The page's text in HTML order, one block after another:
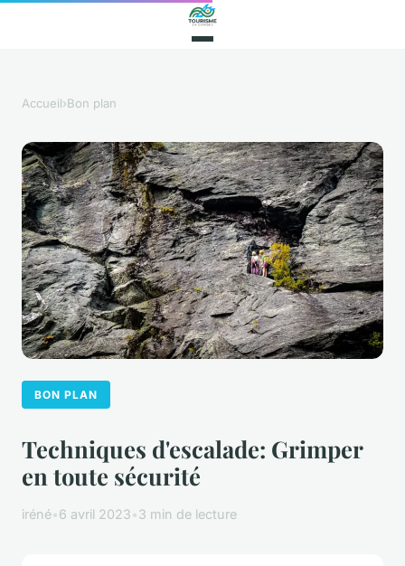
Accueil›Bon plan
BON PLAN
Techniques d'escalade: Grimper
en toute sécurité
iréné•6 avril 2023•3 min de lecture